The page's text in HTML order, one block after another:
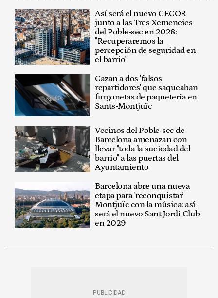
Así será el nuevo CECOR
junto a las Tres Xemeneies
del Poble-sec en 2028:
"Recuperaremos la
percepción de seguridad en
el barrio"
Cazan a dos 'falsos
repartidores' que saqueaban
furgonetas de paquetería en
Sants-Montjuïc
Vecinos del Poble-sec de
Barcelona amenazan con
llevar "toda la suciedad del
barrio" a las puertas del
Ayuntamiento
Barcelona abre una nueva
etapa para 'reconquistar'
Montjuïc con la música: así
será el nuevo Sant Jordi Club
en 2029